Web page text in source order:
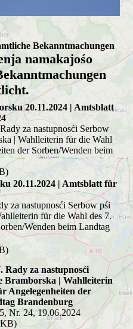
Bekanntmachungen
namakajośo
20.11.2024 | Amtsblatt
za nastupnosći Serbow
| Wahlleiterin für die Wahl
der Sorben/Wenden beim
20.11.2024 | Amtsblatt für
za nastupnosći Serbow pśi
für die Wahl des 7.
Wenden beim Landtag
za nastupnosći
Bramborska | Wahlleiterin
Angelegenheiten der
Brandenburg
Nr. 24, 19.06.2024